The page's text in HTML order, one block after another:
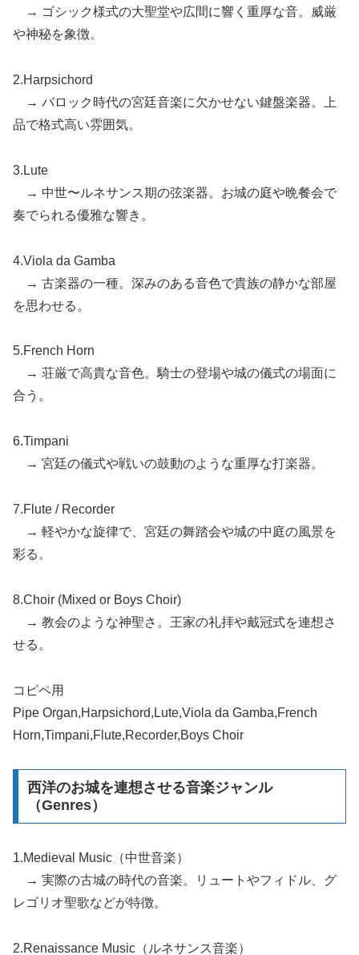
→ ゴシック様式の大聖堂や広間に響く重厚な音。威厳
や神秘を象徴。
2.Harpsichord
→ バロック時代の宮廷音楽に欠かせない鍵盤楽器。上
品で格式高い雰囲気。
3.Lute
→ 中世〜ルネサンス期の弦楽器。お城の庭や晩餐会で
奏でられる優雅な響き。
4.Viola da Gamba
→ 古楽器の一種。深みのある音色で貴族の静かな部屋
を思わせる。
5.French Horn
→ 荘厳で高貴な音色。騎士の登場や城の儀式の場面に
合う。
6.Timpani
→ 宮廷の儀式や戦いの鼓動のような重厚な打楽器。
7.Flute / Recorder
→ 軽やかな旋律で、宮廷の舞踏会や城の中庭の風景を
彩る。
8.Choir (Mixed or Boys Choir)
→ 教会のような神聖さ。王家の礼拝や戴冠式を連想さ
せる。
コピペ用
Pipe Organ,Harpsichord,Lute,Viola da Gamba,French
Horn,Timpani,Flute,Recorder,Boys Choir
西洋のお城を連想させる音楽ジャンル
（Genres）
1.Medieval Music（中世音楽）
→ 実際の古城の時代の音楽。リュートやフィドル、グ
レゴリオ聖歌などが特徴。
2.Renaissance Music（ルネサンス音楽）